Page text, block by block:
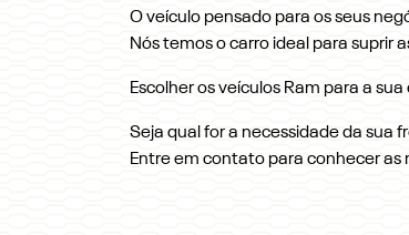
O veículo pensado para os seus
Nós temos o carro ideal para suprir
Escolher os veículos Ram para a
Seja qual for a necessidade da sua
Entre em contato para conhecer as